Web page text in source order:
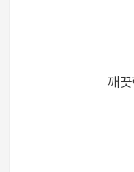
깨